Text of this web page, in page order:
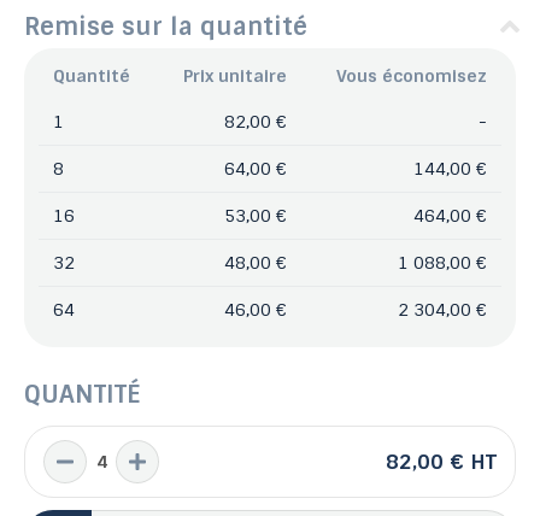
Remise sur la quantité
Quantité Prix unitaire Vous économisez
1 82,00 € -
8 64,00 € 144,00 €
16 53,00 € 464,00 €
32 48,00 € 1 088,00 €
64 46,00 € 2 304,00 €
QUANTITÉ
82,00 € HT